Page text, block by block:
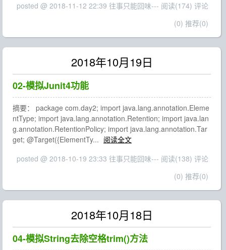
posted @ 2018-11-12 22:39 往事只能回味--- 阅读(174) 评论
(0) 推荐(0)
2018年10月19日
02-模拟Junit4功能
摘要： package com.day2; import java.lang.annotation.Eleme
ntType; import java.lang.annotation.Retention; import java.lan
g.annotation.RetentionPolicy; import java.lang.annotation.Tar
get; @Target({ElementTy... 阅读全文
posted @ 2018-10-19 23:33 往事只能回味--- 阅读(138) 评论
(0) 推荐(0)
2018年10月18日
04-模拟String去除空格trim()方法